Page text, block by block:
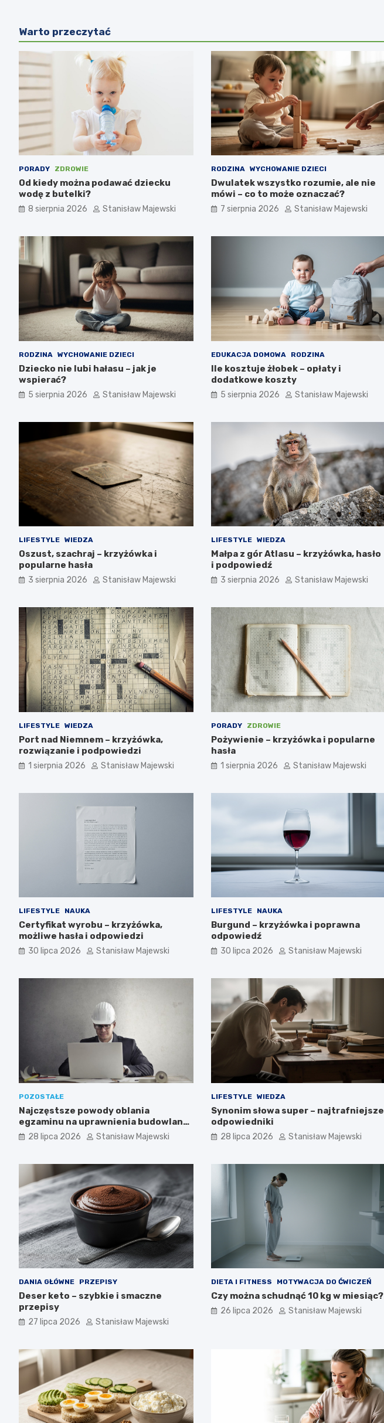
Warto przeczytać
PORADY ZDROWIE
Od kiedy można podawać dziecku
wodę z butelki?
8 sierpnia 2026 Stanisław Majewski
RODZINA WYCHOWANIE DZIECI
Dwulatek wszystko rozumie, ale nie
mówi – co to może oznaczać?
7 sierpnia 2026 Stanisław Majewski
RODZINA WYCHOWANIE DZIECI
Dziecko nie lubi hałasu – jak je
wspierać?
5 sierpnia 2026 Stanisław Majewski
EDUKACJA DOMOWA RODZINA
Ile kosztuje żłobek – opłaty i
dodatkowe koszty
5 sierpnia 2026 Stanisław Majewski
LIFESTYLE WIEDZA
Oszust, szachraj – krzyżówka i
popularne hasła
3 sierpnia 2026 Stanisław Majewski
LIFESTYLE WIEDZA
Małpa z gór Atlasu – krzyżówka, hasło
i podpowiedź
3 sierpnia 2026 Stanisław Majewski
LIFESTYLE WIEDZA
Port nad Niemnem – krzyżówka,
rozwiązanie i podpowiedzi
1 sierpnia 2026 Stanisław Majewski
PORADY ZDROWIE
Pożywienie – krzyżówka i popularne
hasła
1 sierpnia 2026 Stanisław Majewski
LIFESTYLE NAUKA
Certyfikat wyrobu – krzyżówka,
możliwe hasła i odpowiedzi
30 lipca 2026 Stanisław Majewski
LIFESTYLE NAUKA
Burgund – krzyżówka i poprawna
odpowiedź
30 lipca 2026 Stanisław Majewski
POZOSTAŁE
Najczęstsze powody oblania
egzaminu na uprawnienia budowlane
i jak ich uniknąć
28 lipca 2026 Stanisław Majewski
LIFESTYLE WIEDZA
Synonim słowa super – najtrafniejsze
odpowiedniki
28 lipca 2026 Stanisław Majewski
DANIA GŁÓWNE PRZEPISY
Deser keto – szybkie i smaczne
przepisy
27 lipca 2026 Stanisław Majewski
DIETA I FITNESS MOTYWACJA DO ĆWICZEŃ
Czy można schudnąć 10 kg w miesiąc?
26 lipca 2026 Stanisław Majewski